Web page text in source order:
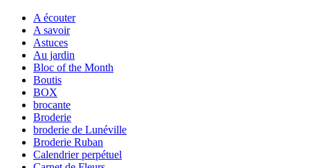
A écouter
A savoir
Astuces
Au jardin
Bloc of the Month
Boutis
BOX
brocante
Broderie
broderie de Lunéville
Broderie Ruban
Calendrier perpétuel